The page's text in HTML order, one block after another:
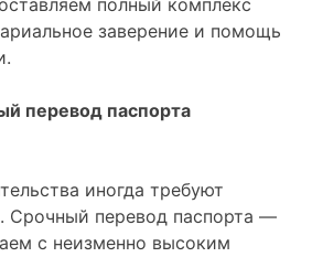
полный комплекс
заверение и помощь
перевод паспорта
иногда требуют
Срочный перевод паспорта —
с неизменно высоким